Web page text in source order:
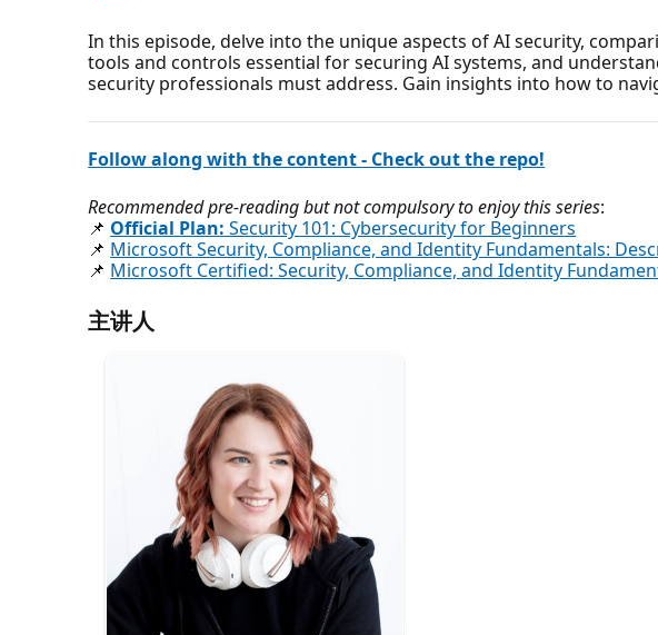
In this episode, delve into the unique aspects of AI security,
tools and controls essential for securing AI systems, and
security professionals must address. Gain insights into how to
Follow along with the content - Check out the repo!
Recommended pre-reading but not compulsory to enjoy this series:
📌 Official Plan: Security 101: Cybersecurity for Beginners
📌 Microsoft Security, Compliance, and Identity Fundamentals:
📌 Microsoft Certified: Security, Compliance, and Identity
主讲人